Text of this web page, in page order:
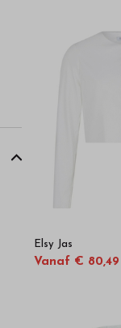
Elsy Jas
Vanaf € 80,49